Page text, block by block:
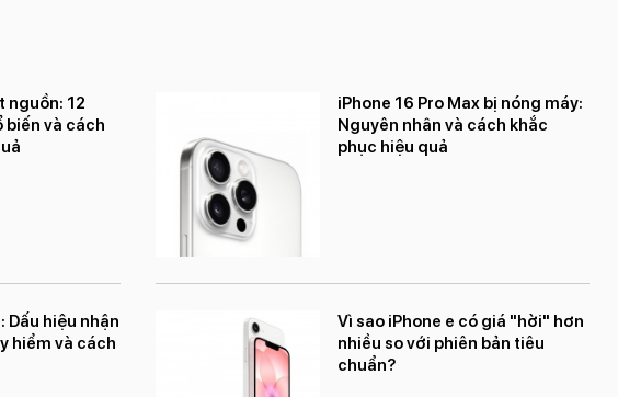
nguồn: 12
biến và cách
iPhone 16 Pro Max bị nóng máy:
Nguyên nhân và cách khắc
phục hiệu quả
Dấu hiệu nhận
hiểm và cách
Vì sao iPhone e có giá "hời" hơn
nhiều so với phiên bản tiêu
chuẩn?